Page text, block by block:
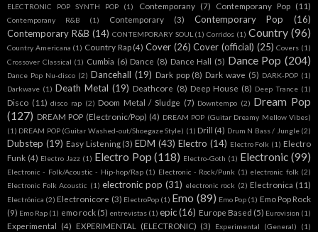
ELECTRONIC POP SYNTH POP
(1) Contemporany (7) Contemporany Pop (11)
Contemporany R&B (1) Contemporary (3) Contemporary Pop
(16)
Contemporary R&B (14) CONTEMPORARY SOUL (1) Corridos (1) Country (96)
Country Americana (1) Country Rap (4) Cover (26) Cover (official) (25) Covers (1)
Crossover Classical (1) Cumbia (6) Dance (8) Dance Hall (5) Dance Pop (204)
Dance Pop Nu-disco (2) Dancehall (19) Dark pop (8) Dark wave (5) DARK-POP (1)
Darkwave (1) Death Metal (19) Deathcore (8) Deep House (8) Deep Trance (1)
Disco (11) disco rap (2) Doom Metal / Sludge (7) Downtempo (2) Dream Pop
(127) DREAM POP (Electronic/Pop) (4) DREAM POP (Guitar Dreamy Mellow Vibes)
(1) DREAM POP (Guitar Washed-out/Shoegaze Style) (1) Drill (4) Drum N Bass / Jungle (2)
Dubstep (19) Easy Listening (3) EDM (43) Electro (14) Electro Folk (1) Electro
Funk (4) Electro Jazz (1) Electro Pop (118) Electro-Goth (1) Electronic (99)
Electronic - Folk/Acoustic - Hip-hop/Rap (1) Electronic - Rock/Punk (1) electronic folk (2)
Electronic Folk Acoustic (1) electronic pop (31) electronic rock (2) Electronica (11)
Electrónica (2) Electronicore (3) ElectroPop (1) Emo (89) Emo Pop (1) Emo Pop Rock
(9) Emo Rap (1) emo rock (5) entrevistas (1) epic (16) Europe Based (5) Eurovision (1)
Experimental (4) EXPERIMENTAL (ELECTRONIC) (3) Experimental (General) (1)